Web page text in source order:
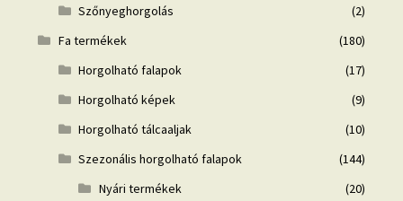
Szőnyeghorgolás
(2)
Fa termékek
(180)
Horgolható falapok
(17)
Horgolható képek
(9)
Horgolható tálcaaljak
(10)
Szezonális horgolható falapok
(144)
Nyári termékek
(20)